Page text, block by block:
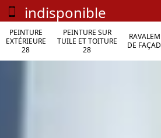
indisponible
PEINTURE
EXTÉRIEURE
28
PEINTURE SUR
TUILE ET TOITURE
28
DE